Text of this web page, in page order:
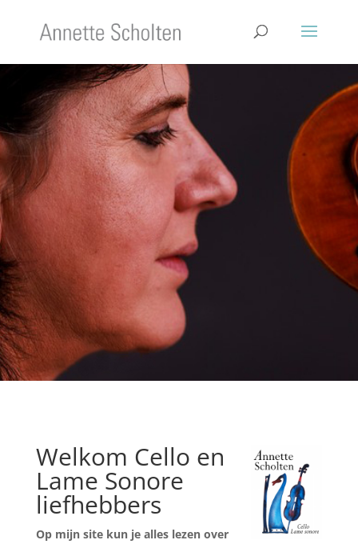
Welkom Cello en
Lame Sonore
liefhebbers
Op mijn site kun je alles lezen over